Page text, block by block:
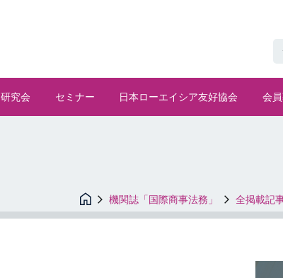
研究会 セミナー 日本ローエイシア友好協会 会
機関誌「国際商事法務」 全掲載記